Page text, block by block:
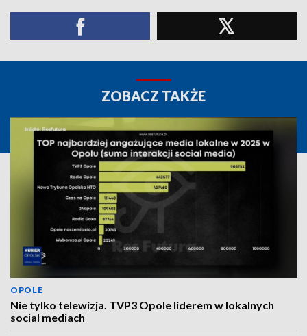
ZOBACZ TAKŻE
OPOLE
Nie tylko telewizja. TVP3 Opole liderem w lokalnych
social mediach